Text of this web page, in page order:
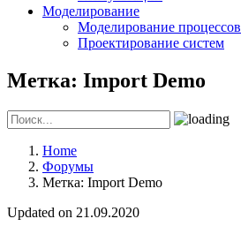
Моделирование
Моделирование процессов
Проектирование систем
Метка: Import Demo
Home
Форумы
Метка: Import Demo
Updated on 21.09.2020